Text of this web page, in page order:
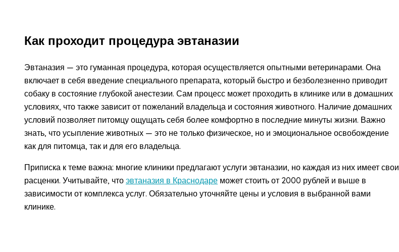
Как проходит процедура эвтаназии
Эвтаназия — это гуманная процедура, которая осуществляется опытными ветеринарами. Она
включает в себя введение специального препарата, который быстро и безболезненно приводит
собаку в состояние глубокой анестезии. Сам процесс может проходить в клинике или в домашних
условиях, что также зависит от пожеланий владельца и состояния животного. Наличие домашних
условий позволяет питомцу ощущать себя более комфортно в последние минуты жизни. Важно
знать, что усыпление животных — это не только физическое, но и эмоциональное освобождение
как для питомца, так и для его владельца.
Приписка к теме важна: многие клиники предлагают услуги эвтаназии, но каждая из них имеет свои
расценки. Учитывайте, что эвтаназия в Краснодаре может стоить от 2000 рублей и выше в
зависимости от комплекса услуг. Обязательно уточняйте цены и условия в выбранной вами
клинике.